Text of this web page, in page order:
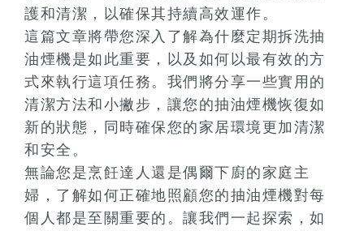
護和清潔，以確保其持續高效運作。
這篇文章將帶您深入了解為什麼定期拆洗抽
油煙機是如此重要，以及如何以最有效的方
式來執行這項任務。我們將分享一些實用的
清潔方法和小撇步，讓您的抽油煙機恢復如
新的狀態，同時確保您的家居環境更加清潔
和安全。
無論您是烹飪達人還是偶爾下廚的家庭主
婦，了解如何正確地照顧您的抽油煙機對每
個人都是至關重要的。讓我們一起探索，如